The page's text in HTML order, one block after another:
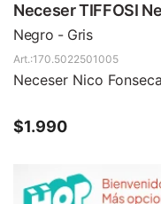
Neceser TIFFOSI
Negro - Gris
170.5022501005
Neceser Nico Fonseca
$1.990